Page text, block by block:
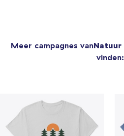
Meer campagnes vanNatuur
vinden: